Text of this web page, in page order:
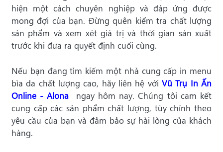
hiện một cách chuyên nghiệp và đáp ứng được
mong đợi của bạn. Đừng quên kiểm tra chất lượng
sản phẩm và xem xét giá trị và thời gian sản xuất
trước khi đưa ra quyết định cuối cùng.
Nếu bạn đang tìm kiếm một nhà cung cấp in menu
bìa da chất lượng cao, hãy liên hệ với Vũ Trụ In Ấn
Online - Alona ngay hôm nay. Chúng tôi cam kết
cung cấp các sản phẩm chất lượng, tùy chỉnh theo
yêu cầu của bạn và đảm bảo sự hài lòng của khách
hàng.